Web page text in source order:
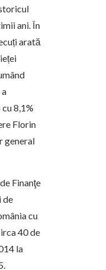
ani. În
arată
8,1%
Florin
general
Finanţe
de
cu
40 de
la